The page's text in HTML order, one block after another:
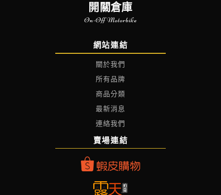
開關倉庫
On-Off Motorbike
網站連結
關於我們
所有品牌
商品分類
最新消息
連絡我們
賣場連結